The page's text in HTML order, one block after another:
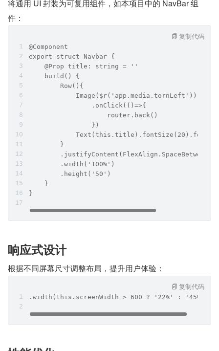
将通用 UI 封装为可复用组件，如本项目中的 NavBar 组
件：
@Component
export struct Navbar {
@Prop title: string = ''
build() {
Row(){
.onClick(()=>{
router.back()
})
}
.justifyContent(FlexAlign.SpaceBetween)
.width('100%')
.height('50')
}
}
复制代码
响应式设计
根据不同屏幕尺寸调整布局，提升用户体验：
.width(this.screenWidth > 600 ? '22%' : '45%')
复制代码